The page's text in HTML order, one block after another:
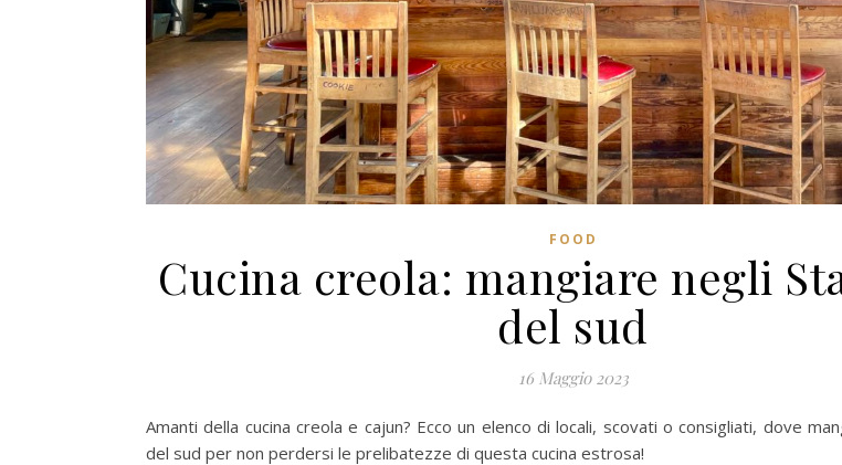
FOOD
Cucina creola: mangiare negli
del sud
16 Maggio 2023
Amanti della cucina creola e cajun? Ecco un elenco di locali, scovati o consigliati, dove
del sud per non perdersi le prelibatezze di questa cucina estrosa!